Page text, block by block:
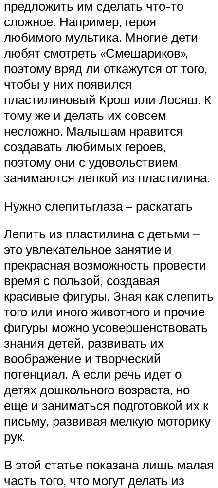
предложить им сделать что-то
сложное. Например, героя
любимого мультика. Многие дети
любят смотреть «Смешариков»,
поэтому вряд ли откажутся от того,
чтобы у них появился
пластилиновый Крош или Лосяш. К
тому же и делать их совсем
несложно. Малышам нравится
создавать любимых героев,
поэтому они с удовольствием
занимаются лепкой из пластилина.
Нужно слепитьглаза – раскатать
Лепить из пластилина с детьми –
это увлекательное занятие и
прекрасная возможность провести
время с пользой, создавая
красивые фигуры. Зная как слепить
того или иного животного и прочие
фигуры можно усовершенствовать
знания детей, развивать их
воображение и творческий
потенциал. А если речь идет о
детях дошкольного возраста, но
еще и заниматься подготовкой их к
письму, развивая мелкую моторику
рук.
В этой статье показана лишь малая
часть того, что могут делать из